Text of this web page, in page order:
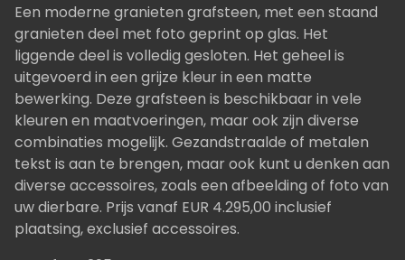
Een moderne granieten grafsteen, met een staand
granieten deel met foto geprint op glas. Het
liggende deel is volledig gesloten. Het geheel is
uitgevoerd in een grijze kleur in een matte
bewerking. Deze grafsteen is beschikbaar in vele
kleuren en maatvoeringen, maar ook zijn diverse
combinaties mogelijk. Gezandstraalde of metalen
tekst is aan te brengen, maar ook kunt u denken aan
diverse accessoires, zoals een afbeelding of foto van
uw dierbare. Prijs vanaf EUR 4.295,00 inclusief
plaatsing, exclusief accessoires.